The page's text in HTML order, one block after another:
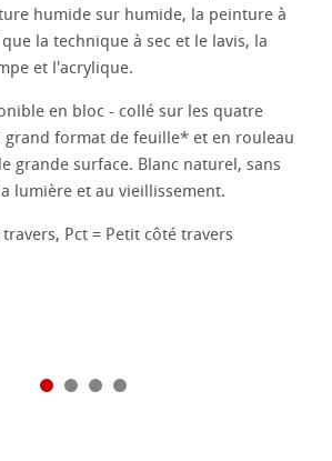
humide sur humide, la peinture à
la technique à sec et le lavis, la
et l'acrylique.
en bloc - collé sur les quatre
grand format de feuille* et en rouleau
grande surface. Blanc naturel, sans
lumière et au vieillissement.
Pct = Petit côté travers